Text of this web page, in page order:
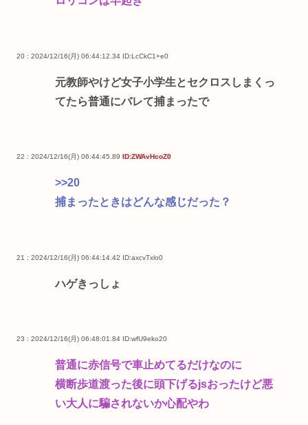
20 : 2024/12/16(月) 06:44:12.34 ID:LcCkC1+e0
元教師やけど女子小学生とセクロスしまくっ
てたら普通にバレて捕まったで
22 : 2024/12/16(月) 06:44:45.89 ID:ZWAvHcoZ0
>>20
捕まったときはどんな感じだった？
21 : 2024/12/16(月) 06:44:14.42 ID:axcvTxlo0
ハゲきっしょ
23 : 2024/12/16(月) 06:48:01.84 ID:wfU9eko20
普通に赤信号で車止めてるだけなのに
横断歩道渡った後に頭下げるjsおったけど悪
い大人に騙されないか心配やわ